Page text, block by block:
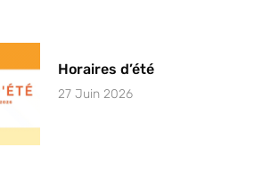
Horaires d’été
27 Juin 2026